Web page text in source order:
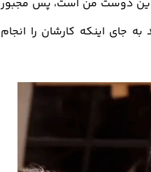
دوست من است، پس مجبور
جای اینکه کارشان را انجام